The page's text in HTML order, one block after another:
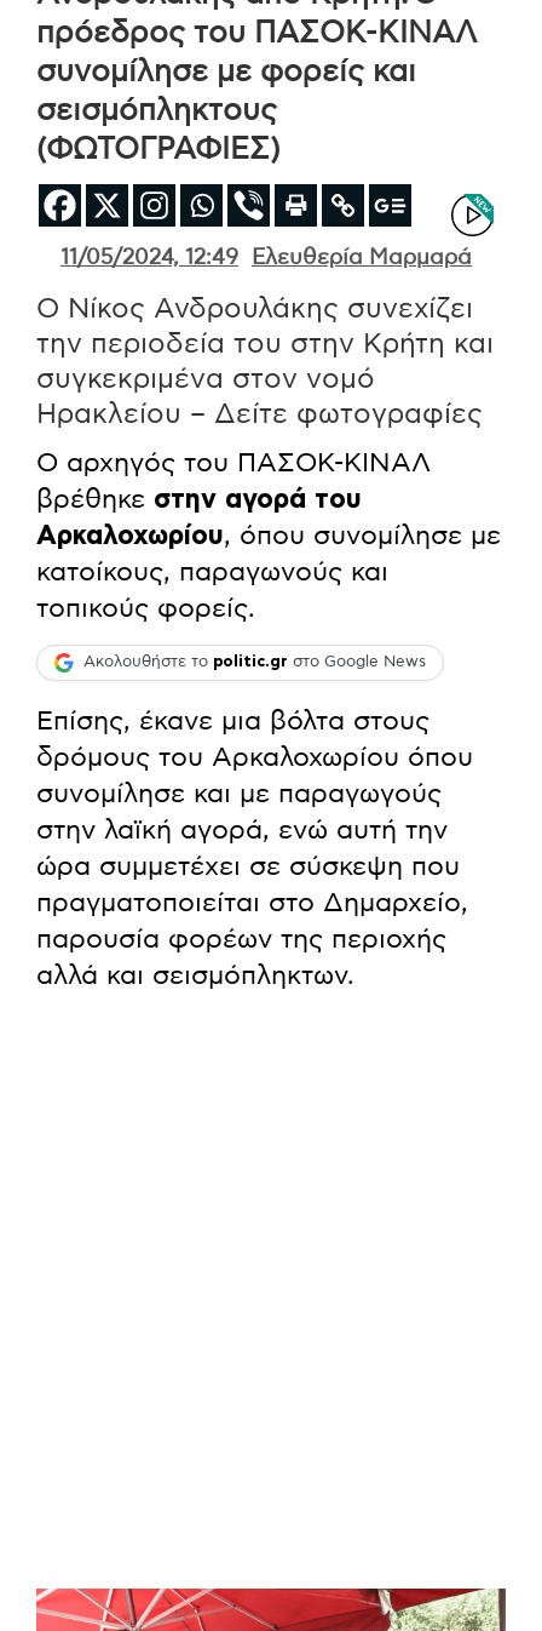
πρόεδρος του ΠΑΣΟΚ-ΚΙΝΑΛ
συνομίλησε με φορείς και
σεισμόπληκτους
(ΦΩΤΟΓΡΑΦΙΕΣ)
11/05/2024, 12:49 Ελευθερία Μαρμαρά
O Νίκος Ανδρουλάκης συνεχίζει
την περιοδεία του στην Κρήτη και
συγκεκριμένα στον νομό
Ηρακλείου – Δείτε φωτογραφίες
Ο αρχηγός του ΠΑΣΟΚ-ΚΙΝΑΛ
βρέθηκε στην αγορά του
Αρκαλοχωρίου, όπου συνομίλησε με
κατοίκους, παραγωνούς και
τοπικούς φορείς.
Ακολουθήστε το politic.gr στο Google News
Επίσης, έκανε μια βόλτα στους
δρόμους του Αρκαλοχωρίου όπου
συνομίλησε και με παραγωγούς
στην λαϊκή αγορά, ενώ αυτή την
ώρα συμμετέχει σε σύσκεψη που
πραγματοποιείται στο Δημαρχείο,
παρουσία φορέων της περιοχής
αλλά και σεισμόπληκτων.